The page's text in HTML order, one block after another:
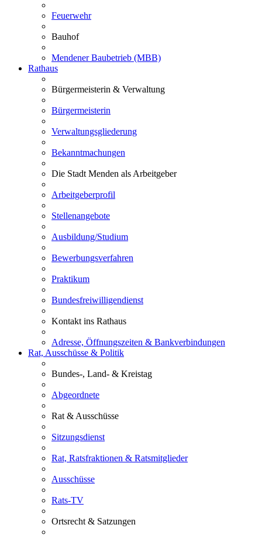
Feuerwehr
Bauhof
Mendener Baubetrieb (MBB)
Rathaus
Bürgermeisterin & Verwaltung
Bürgermeisterin
Verwaltungsgliederung
Bekanntmachungen
Die Stadt Menden als Arbeitgeber
Arbeitgeberprofil
Stellenangebote
Ausbildung/Studium
Bewerbungsverfahren
Praktikum
Bundesfreiwilligendienst
Kontakt ins Rathaus
Adresse, Öffnungszeiten & Bankverbindungen
Rat, Ausschüsse & Politik
Bundes-, Land- & Kreistag
Abgeordnete
Rat & Ausschüsse
Sitzungsdienst
Rat, Ratsfraktionen & Ratsmitglieder
Ausschüsse
Rats-TV
Ortsrecht & Satzungen